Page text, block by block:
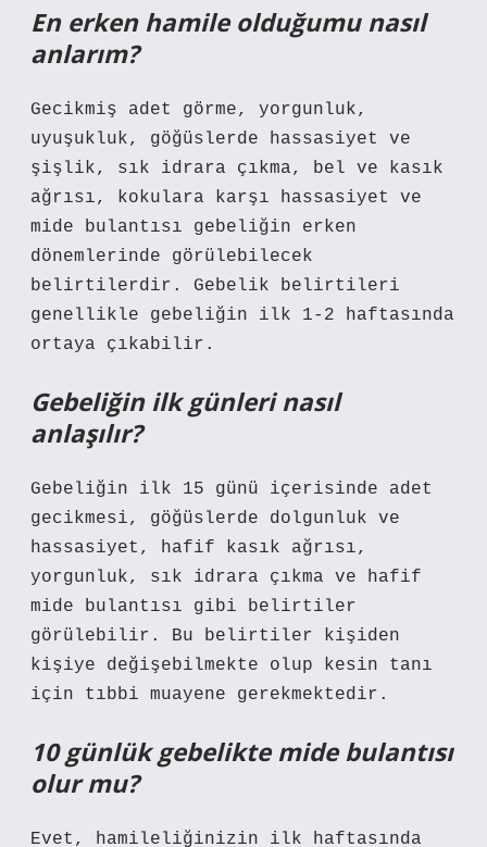
En erken hamile olduğumu nasıl
anlarım?
Gecikmiş adet görme, yorgunluk,
uyuşukluk, göğüslerde hassasiyet ve
şişlik, sık idrara çıkma, bel ve kasık
ağrısı, kokulara karşı hassasiyet ve
mide bulantısı gebeliğin erken
dönemlerinde görülebilecek
belirtilerdir. Gebelik belirtileri
genellikle gebeliğin ilk 1-2 haftasında
ortaya çıkabilir.
Gebeliğin ilk günleri nasıl
anlaşılır?
Gebeliğin ilk 15 günü içerisinde adet
gecikmesi, göğüslerde dolgunluk ve
hassasiyet, hafif kasık ağrısı,
yorgunluk, sık idrara çıkma ve hafif
mide bulantısı gibi belirtiler
görülebilir. Bu belirtiler kişiden
kişiye değişebilmekte olup kesin tanı
için tıbbi muayene gerekmektedir.
10 günlük gebelikte mide bulantısı
olur mu?
Evet, hamileliğinizin ilk haftasında